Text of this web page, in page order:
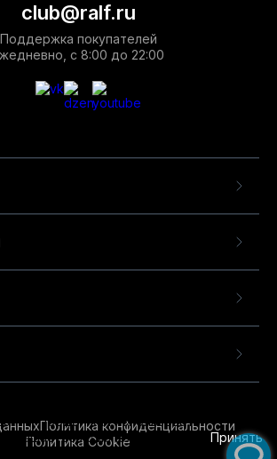
club@ralf.ru
Поддержка покупателей
с 8:00 до 22:00
Политика конфиденциальности
Политика Cookie
Продолжая использовать
с использованием
Принять